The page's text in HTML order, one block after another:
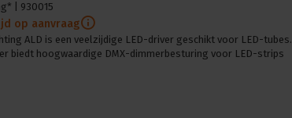
| 930015
op aanvraag
ALD is een veelzijdige LED-driver geschikt voor LED-tubes.
biedt hoogwaardige DMX-dimmerbesturing voor LED-strips